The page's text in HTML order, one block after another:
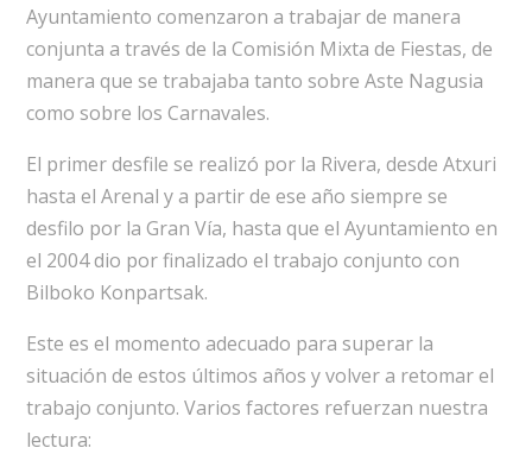
Ayuntamiento comenzaron a trabajar de manera
conjunta a través de la Comisión Mixta de Fiestas, de
manera que se trabajaba tanto sobre Aste Nagusia
como sobre los Carnavales.
El primer desfile se realizó por la Rivera, desde Atxuri
hasta el Arenal y a partir de ese año siempre se
desfilo por la Gran Vía, hasta que el Ayuntamiento en
el 2004 dio por finalizado el trabajo conjunto con
Bilboko Konpartsak.
Este es el momento adecuado para superar la
situación de estos últimos años y volver a retomar el
trabajo conjunto. Varios factores refuerzan nuestra
lectura: